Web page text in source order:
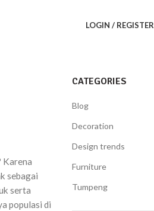
LOGIN / REGISTER
Karena
sebagai
serta
populasi di
CATEGORIES
Blog
Decoration
Design trends
Furniture
Tumpeng